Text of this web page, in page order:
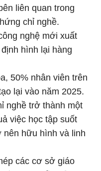
liên quan trong
chỉ nghề.
nghệ mới xuất
hình lại hàng
50% nhân viên trên
lại vào năm 2025.
nghề trở thành một
việc học tập suốt
nên hữu hình và linh
các cơ sở giáo